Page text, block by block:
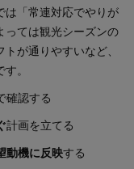
は「常連対応でやりが
っては観光シーズンの
が通りやすいなど、
。
確認する
計画を立てる
動機に反映する